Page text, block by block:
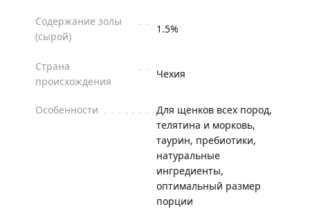
Содержание золы
(сырой)
1.5%
Страна
происхождения
Чехия
Особенности
Для щенков всех пород,
телятина и морковь,
таурин, пребиотики,
натуральные
ингредиенты,
оптимальный размер
порции